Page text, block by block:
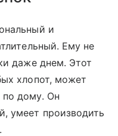
и
Ему не
даже днем. Этот
хлопот, может
дому. Он
умеет производить